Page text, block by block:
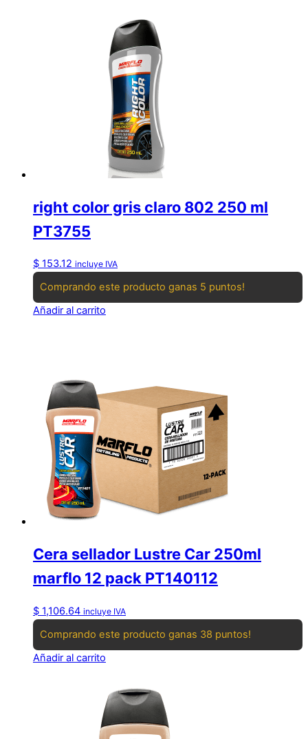
right color gris claro 802 250 ml
PT3755
$ 153.12 incluye IVA
Comprando este producto ganas 5 puntos!
Añadir al carrito
Cera sellador Lustre Car 250ml
marflo 12 pack PT140112
$ 1,106.64 incluye IVA
Comprando este producto ganas 38 puntos!
Añadir al carrito